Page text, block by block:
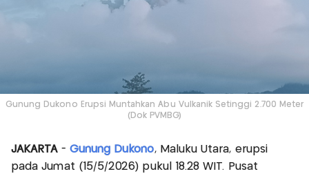
Gunung Dukono Erupsi Muntahkan Abu Vulkanik Setinggi 2.700 Meter
(Dok PVMBG)
JAKARTA- Gunung Dukono, Maluku Utara, erupsi
pada Jumat (15/5/2026) pukul 18.28 WIT. Pusat